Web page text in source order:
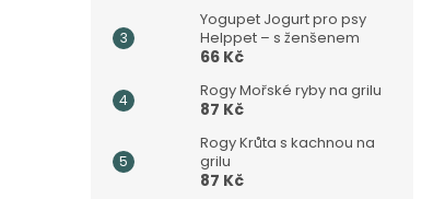
Yogupet Jogurt pro psy
Helppet – s ženšenem
66 Kč
Rogy Mořské ryby na grilu
87 Kč
Rogy Krůta s kachnou na
grilu
87 Kč